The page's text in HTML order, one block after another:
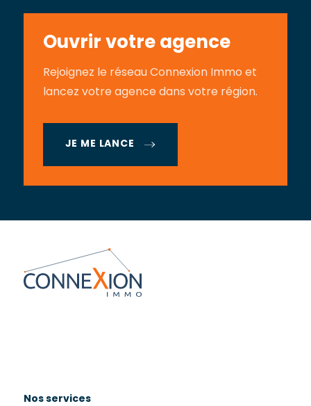
Ouvrir votre agence
Rejoignez le réseau Connexion Immo et
lancez votre agence dans votre région.
JE ME LANCE
Nos services